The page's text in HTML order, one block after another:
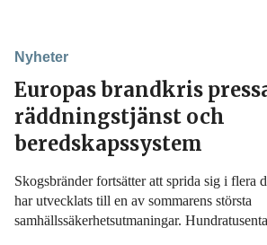
Nyheter
Europas brandkris
räddningstjänst och
beredskapssystem
Skogsbränder fortsätter att sprida sig i flera
har utvecklats till en av sommarens största
samhällssäkerhetsutmaningar.